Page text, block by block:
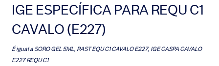
IGE ESPECÍFICA PARA REQU C1
CAVALO (E227)
É igual aSORO GEL 5ML, RAST EQU C1 CAVALO E227, IGE CASPA CAVALO
E227 REQU C1